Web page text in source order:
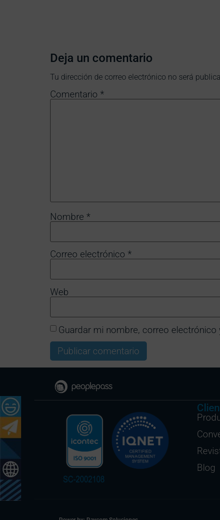
Deja un comentario
Tu dirección de correo electrónico no será
Comentario *
Nombre *
Correo electrónico *
Web
Guardar mi nombre, correo
Blog